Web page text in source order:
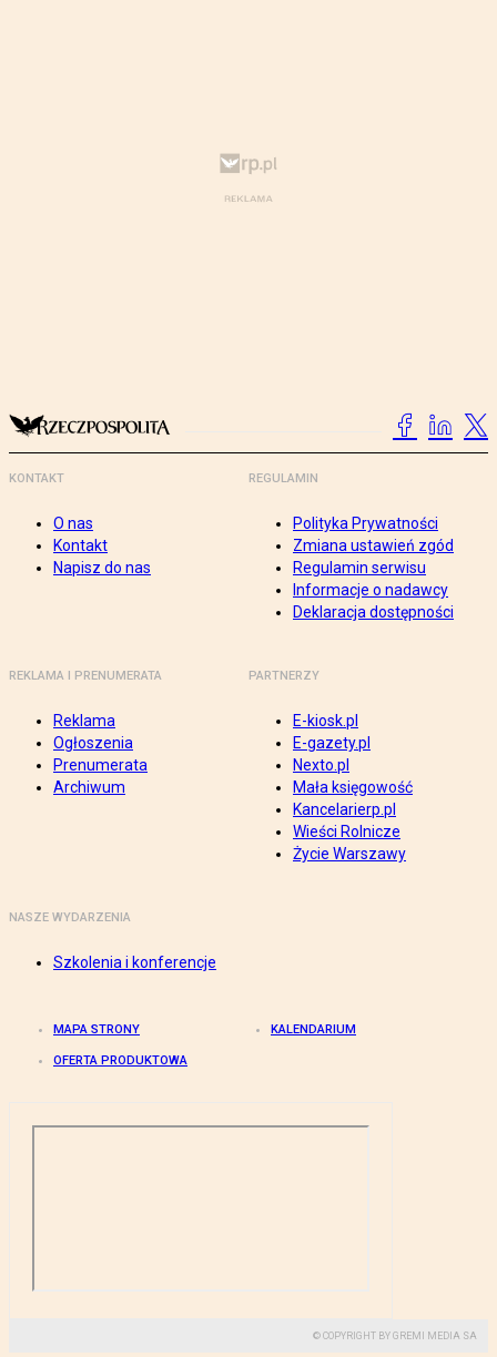
KONTAKT
O nas
Kontakt
Napisz do nas
REGULAMIN
Polityka Prywatności
Zmiana ustawień zgód
Regulamin serwisu
Informacje o nadawcy
Deklaracja dostępności
REKLAMA I PRENUMERATA
Reklama
Ogłoszenia
Prenumerata
Archiwum
PARTNERZY
E-kiosk.pl
E-gazety.pl
Nexto.pl
Mała księgowość
Kancelarierp.pl
Wieści Rolnicze
Życie Warszawy
NASZE WYDARZENIA
Szkolenia i konferencje
MAPA STRONY KALENDARIUM
OFERTA PRODUKTOWA
© COPYRIGHT BY GREMI MEDIA SA